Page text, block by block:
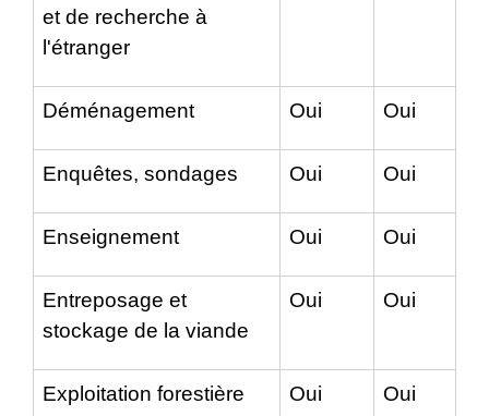
et de recherche à
l'étranger
Déménagement Oui Oui
Enquêtes, sondages Oui Oui
Enseignement Oui Oui
Entreposage et
stockage de la viande
Oui Oui
Exploitation forestière Oui Oui